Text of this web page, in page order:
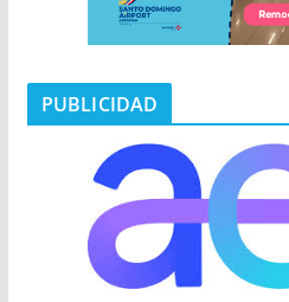
PUBLICIDAD